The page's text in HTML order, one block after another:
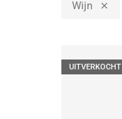
Wijn
UITVERKOCHT